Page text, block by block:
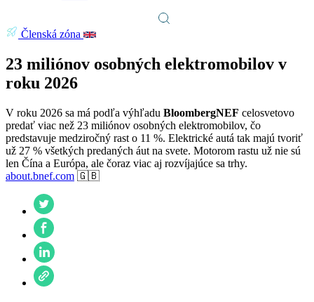
Členská zóna
23 miliónov osobných elektromobilov v
roku 2026
V roku 2026 sa má podľa výhľadu BloombergNEF celosvetovo
predať viac než 23 miliónov osobných elektromobilov, čo
predstavuje medziročný rast o 11 %. Elektrické autá tak majú tvoriť
už 27 % všetkých predaných áut na svete. Motorom rastu už nie sú
len Čína a Európa, ale čoraz viac aj rozvíjajúce sa trhy.
about.bnef.com 🇬🇧